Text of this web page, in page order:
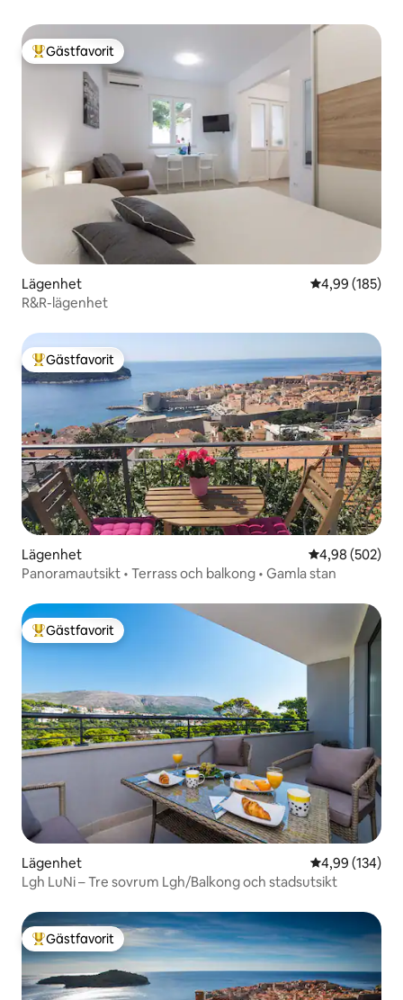
Populär gästfavorit
Gästfavorit
Lägenhet 4,99 av 5 i
4,99 (185)
R&R-lägenhet
Populär gästfavorit
Gästfavorit
Lägenhet 4,98 av 5 i
4,98 (502)
Panoramautsikt • Terrass och balkong • Gamla stan
Populär gästfavorit
Gästfavorit
Lägenhet 4,99 av 5 i
4,99 (134)
Lgh LuNi – Tre sovrum Lgh/Balkong och stadsutsikt
Populär gästfavorit
Gästfavorit